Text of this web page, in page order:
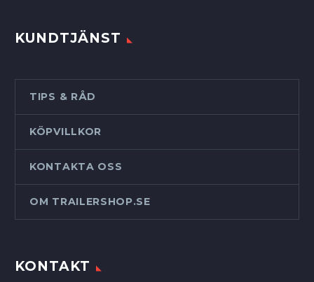
KUNDTJÄNST
TIPS & RÅD
KÖPVILLKOR
KONTAKTA OSS
OM TRAILERSHOP.SE
KONTAKT